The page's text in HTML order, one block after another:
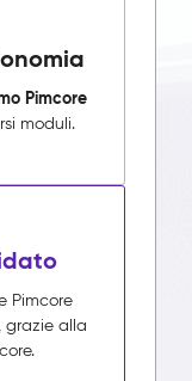
Pimcore
moduli.
Pimcore
grazie alla